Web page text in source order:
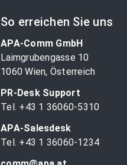
So erreichen Sie uns
APA-Comm GmbH
Laimgrubengasse 10
1060 Wien, Österreich
PR-Desk Support
Tel. +43 1 36060-5310
APA-Salesdesk
Tel. +43 1 36060-1234